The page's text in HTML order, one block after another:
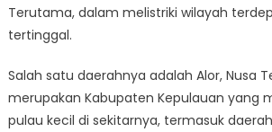
Terutama, dalam melistriki wilayah
tertinggal.
Salah satu daerahnya adalah Alor, Nusa
merupakan Kabupaten Kepulauan yang
pulau kecil di sekitarnya, termasuk